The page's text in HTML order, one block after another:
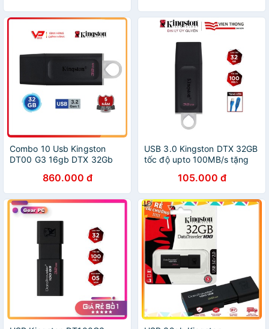
Combo 10 Usb Kingston
DT00 G3 16gb DTX 32Gb
860.000 đ
USB 3.0 Kingston DTX 32GB
tốc độ upto 100MB/s tặng
chính thức105.000 đ